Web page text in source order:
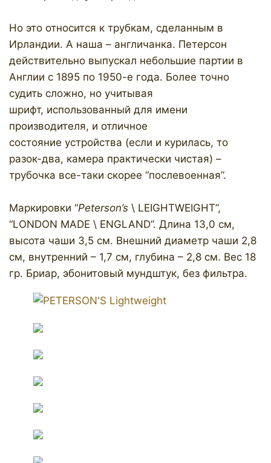
Но это относится к трубкам, сделанным в
Ирландии. А наша – англичанка. Петерсон
действительно выпускал небольшие партии в
Англии с 1895 по 1950-е года. Более точно
судить сложно, но учитывая
шрифт, использованный для имени
производителя, и отличное
состояние устройства (если и курилась, то
разок-два, камера практически чистая) –
трубочка все-таки скорее “послевоенная”.
Маркировки “Peterson’s \ LEIGHTWEIGHT”,
“LONDON MADE \ ENGLAND”. Длина 13,0 см,
высота чаши 3,5 см. Внешний диаметр чаши 2,8
см, внутренний – 1,7 см, глубина – 2,8 см. Вес 18
гр. Бриар, эбонитовый мундштук, без фильтра.